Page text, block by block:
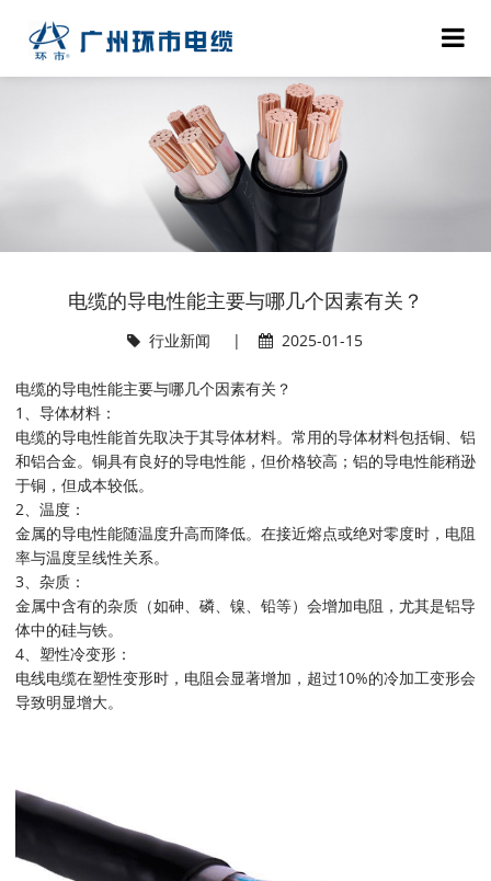
电缆的导电性能主要与哪几个因素有关？
行业新闻 | 2025-01-15
电缆的导电性能主要与哪几个因素有关？
1、导体材料：
电缆的导电性能首先取决于其导体材料。常用的导体材料包括铜、铝
和铝合金。铜具有良好的导电性能，但价格较高；铝的导电性能稍逊
于铜，但成本较低。
2、温度：
金属的导电性能随温度升高而降低。在接近熔点或绝对零度时，电阻
率与温度呈线性关系。
3、杂质：
金属中含有的杂质（如砷、磷、镍、铅等）会增加电阻，尤其是铝导
体中的硅与铁。
4、塑性冷变形：
电线电缆在塑性变形时，电阻会显著增加，超过10%的冷加工变形会
导致明显增大。